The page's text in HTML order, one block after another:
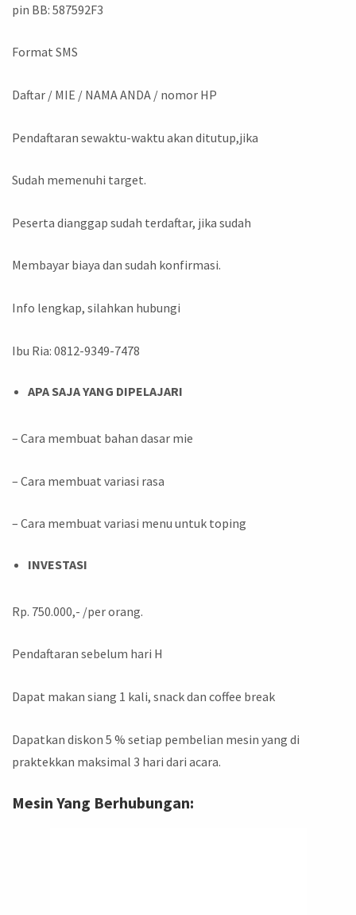
pin BB: 587592F3
Format SMS
Daftar / MIE / NAMA ANDA / nomor HP
Pendaftaran sewaktu-waktu akan ditutup,jika
Sudah memenuhi target.
Peserta dianggap sudah terdaftar, jika sudah
Membayar biaya dan sudah konfirmasi.
Info lengkap, silahkan hubungi
Ibu Ria: 0812-9349-7478
APA SAJA YANG DIPELAJARI
– Cara membuat bahan dasar mie
– Cara membuat variasi rasa
– Cara membuat variasi menu untuk toping
INVESTASI
Rp. 750.000,- /per orang.
Pendaftaran sebelum hari H
Dapat makan siang 1 kali, snack dan coffee break
Dapatkan diskon 5 % setiap pembelian mesin yang di
praktekkan maksimal 3 hari dari acara.
Mesin Yang Berhubungan: